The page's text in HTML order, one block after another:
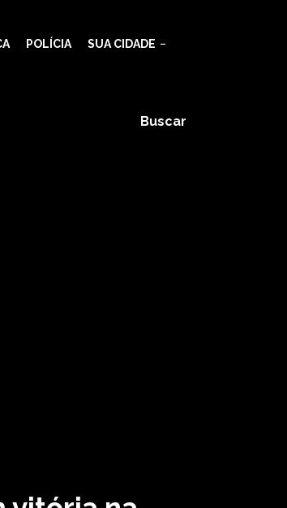
POLÍCIA SUA CIDADE
Buscar